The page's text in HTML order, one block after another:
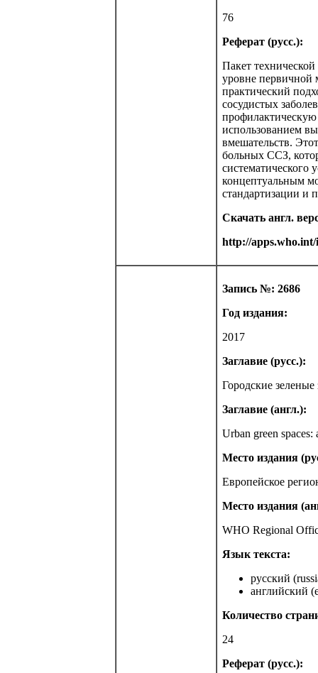
76
Реферат (русс.):
Пакет
уровне первичной
практический
сосудистых
использованием
вмешательств.
больных ССЗ,
концептуальным
стандартизации и
Скачать англ.
http://apps.who.int/
Запись №: 2686
Год издания:
2017
Заглавие (русс.):
Городские
Заглавие (англ.):
Urban green
Место издания
Европейское
Место издания
WHO Regional
Язык текста:
русский
английский
Количество
24
Реферат (русс.):